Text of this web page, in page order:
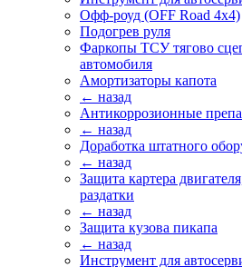
Офф-роуд (OFF Road 4x4)
Подогрев руля
Фаркопы ТСУ тягово
автомобиля
Амортизаторы капота
← назад
Антикоррозионные
← назад
Доработка штатного
← назад
Защита картера
раздатки
← назад
Защита кузова пикапа
← назад
Инструмент для